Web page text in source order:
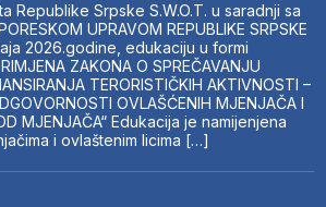
Republike Srpske S.W.O.T. u saradnji sa
UPRAVOM REPUBLIKE SRPSKE
2026.godine, edukaciju u formi
ZAKONA O SPREČAVANJU
TERORISTIČKIH AKTIVNOSTI –
OVLAŠĆENIH MJENJAČA I
MJENJAČA“ Edukacija je namijenjena
i ovlaštenim licima […]